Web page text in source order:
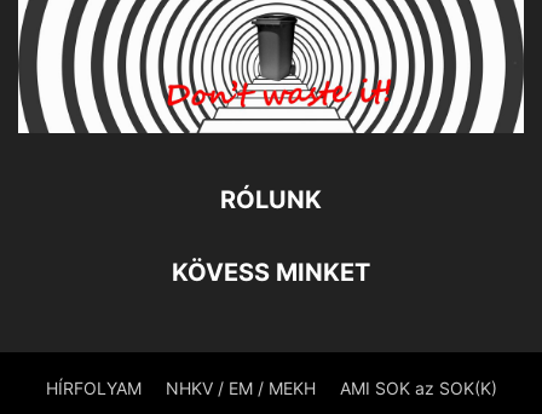
RÓLUNK
KÖVESS MINKET
HÍRFOLYAM NHKV / EM / MEKH AMI SOK az SOK(K)